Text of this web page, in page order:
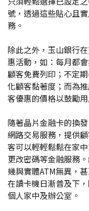
號，透過這些貼心且
務。
除此之外，玉山銀行
惠活動，如：每月都
顧客免費列印；不定
化顧客黏著度；而為
客優惠的價格以鼓勵用
隨著晶片金融卡的換
網路交易服務，提供
客可以輕輕鬆鬆在家
更改密碼等金融服務
幾與實體ATM無異，
在讀卡機日漸普及下
個人家中及辦公室。